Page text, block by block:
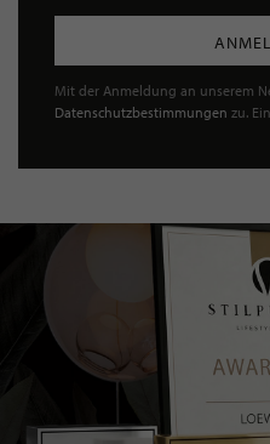
Mit der Anmeldung an unserem
Datenschutzbestimmungen zu.